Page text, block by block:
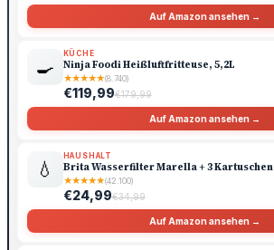
Auf Amazon ansehen →
🍳
KÜCHE
Ninja Foodi Heißluftfritteuse, 5,2L
★★★★★(8.740)
€119,99€179,99
Auf Amazon ansehen →
💧
HAUSHALT
Brita Wasserfilter Marella + 3 Kartuschen
★★★★★(42.100)
€24,99€34,99
Auf Amazon ansehen →